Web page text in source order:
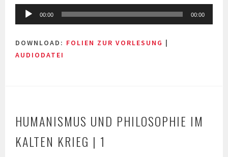
Audio-
00:00 00:00
DOWNLOAD: FOLIEN ZUR VORLESUNG |
AUDIODATEI
HUMANISMUS UND PHILOSOPHIE IM
KALTEN KRIEG | 1